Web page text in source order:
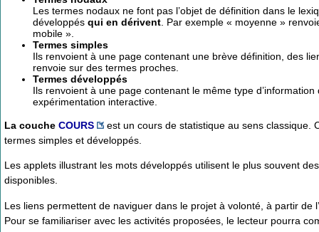
Les termes nodaux ne font pas l’objet de définition dans le
développés qui en dérivent. Par exemple « moyenne »
mobile ».
Termes simples
Ils renvoient à une page contenant une brève définition, des
renvoie sur des termes proches.
Termes développés
Ils renvoient à une page contenant le même type
expérimentation interactive.
La couche COURS
est un cours de statistique au sens classique.
termes simples et développés.
Les applets illustrant les mots développés utilisent le plus souvent
disponibles.
Les liens permettent de naviguer dans le projet à volonté, à partir de
Pour se familiariser avec les activités proposées, le lecteur pourra